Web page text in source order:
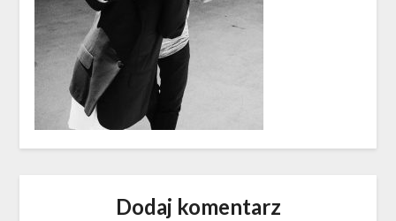
Dodaj komentarz